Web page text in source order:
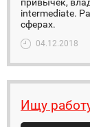
intermediate.
сферах.
04.12.2018
Ищу